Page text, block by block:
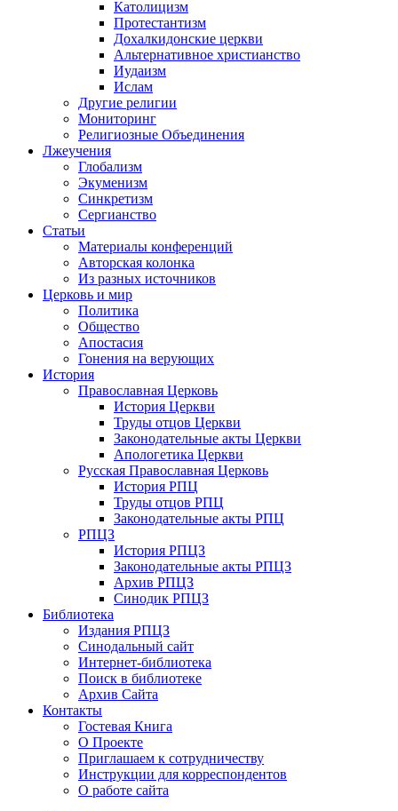
Католицизм
Протестантизм
Дохалкидонские церкви
Альтернативное христианство
Иудаизм
Ислам
Другие религии
Мониторинг
Религиозные Объединения
Лжеучения
Глобализм
Экуменизм
Синкретизм
Сергианство
Статьи
Материалы конференций
Авторская колонка
Из разных источников
Церковь и мир
Политика
Общество
Апостасия
Гонения на верующих
История
Православная Церковь
История Церкви
Труды отцов Церкви
Законодательные акты Церкви
Апологетика Церкви
Русская Православная Церковь
История РПЦ
Труды отцов РПЦ
Законодательные акты РПЦ
РПЦЗ
История РПЦЗ
Законодательные акты РПЦЗ
Архив РПЦЗ
Синодик РПЦЗ
Библиотека
Издания РПЦЗ
Синодальный сайт
Интернет-библиотека
Поиск в библиотеке
Архив Сайта
Контакты
Гостевая Книга
О Проекте
Приглашаем к сотрудничеству
Инструкции для корреспондентов
О работе сайта